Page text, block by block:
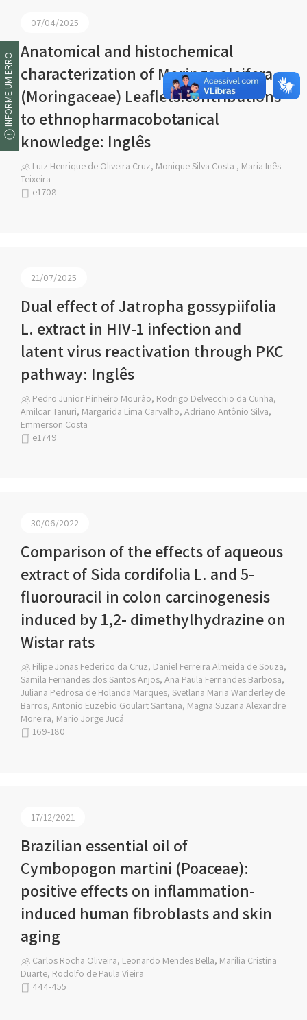
07/04/2025
Anatomical and histochemical
characterization of Moringa oleifera
(Moringaceae) Leaflets:contributions
to ethnopharmacobotanical
knowledge: Inglês
Luiz Henrique de Oliveira Cruz, Monique Silva Costa , Maria Inês
Teixeira
e1708
21/07/2025
Dual effect of Jatropha gossypiifolia
L. extract in HIV-1 infection and
latent virus reactivation through PKC
pathway: Inglês
Pedro Junior Pinheiro Mourão, Rodrigo Delvecchio da Cunha,
Amilcar Tanuri, Margarida Lima Carvalho, Adriano Antônio Silva,
Emmerson Costa
e1749
30/06/2022
Comparison of the effects of aqueous
extract of Sida cordifolia L. and 5-
fluorouracil in colon carcinogenesis
induced by 1,2- dimethylhydrazine on
Wistar rats
Filipe Jonas Federico da Cruz, Daniel Ferreira Almeida de Souza,
Samila Fernandes dos Santos Anjos, Ana Paula Fernandes Barbosa,
Juliana Pedrosa de Holanda Marques, Svetlana Maria Wanderley de
Barros, Antonio Euzebio Goulart Santana, Magna Suzana Alexandre
Moreira, Mario Jorge Jucá
169-180
17/12/2021
Brazilian essential oil of
Cymbopogon martini (Poaceae):
positive effects on inflammation-
induced human fibroblasts and skin
aging
Carlos Rocha Oliveira, Leonardo Mendes Bella, Marília Cristina
Duarte, Rodolfo de Paula Vieira
444-455
INFORME UM ERRO